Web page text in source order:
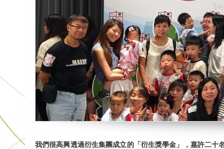
我們很高興透過衍生集團成立的「衍生獎學金」，嘉許二